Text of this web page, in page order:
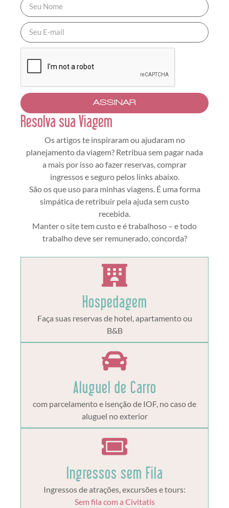
ASSINAR
Resolva sua Viagem
Os artigos te inspiraram ou ajudaram no
planejamento da viagem? Retribua sem pagar nada
a mais por isso ao fazer reservas, comprar
ingressos e seguro pelos links abaixo.
São os que uso para minhas viagens. É uma forma
simpática de retribuir pela ajuda sem custo
recebida.
Manter o site tem custo e é trabalhoso – e todo
trabalho deve ser remunerado, concorda?
Hospedagem
Faça suas reservas de hotel, apartamento ou
B&B
Aluguel de Carro
com parcelamento e isenção de IOF, no caso de
aluguel no exterior
Ingressos sem Fila
Ingressos de atrações, excursões e tours:
Sem fila com a Civitatis